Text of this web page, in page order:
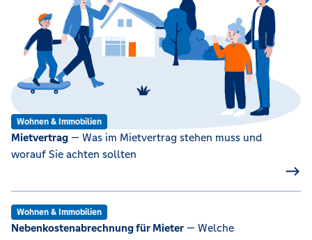
Wohnen & Immobilien
Mietvertrag — Was im Mietvertrag stehen muss und
worauf Sie achten sollten
Wohnen & Immobilien
Nebenkostenabrechnung für Mieter — Welche